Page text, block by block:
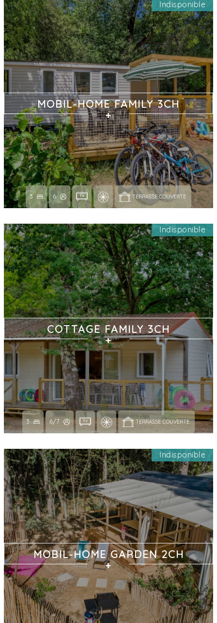
MOBIL-HOME FAMILY 3CH
Indisponible
3 6 TERRASSE COUVERTE
COTTAGE FAMILY 3CH
Indisponible
3 6/7 TERRASSE COUVERTE
MOBIL-HOME GARDEN 2CH
Indisponible